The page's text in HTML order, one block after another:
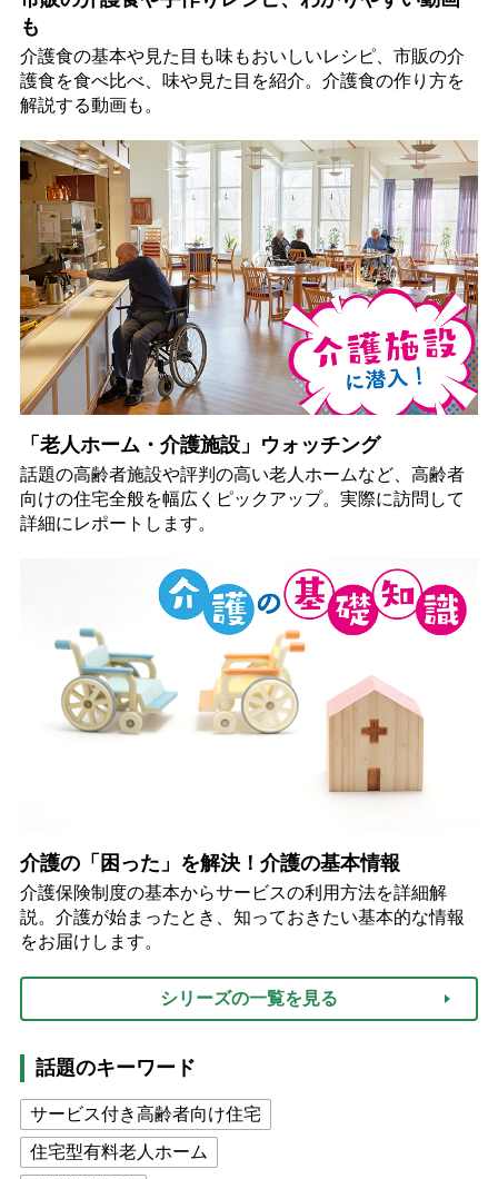
も
介護食の基本や見た目も味もおいしいレシピ、市販の介
護食を食べ比べ、味や見た目を紹介。介護食の作り方を
解説する動画も。
「老人ホーム・介護施設」ウォッチング
話題の高齢者施設や評判の高い老人ホームなど、高齢者
向けの住宅全般を幅広くピックアップ。実際に訪問して
詳細にレポートします。
介護の「困った」を解決！介護の基本情報
介護保険制度の基本からサービスの利用方法を詳細解
説。介護が始まったとき、知っておきたい基本的な情報
をお届けします。
シリーズの一覧を見る
話題のキーワード
サービス付き高齢者向け住宅
住宅型有料老人ホーム